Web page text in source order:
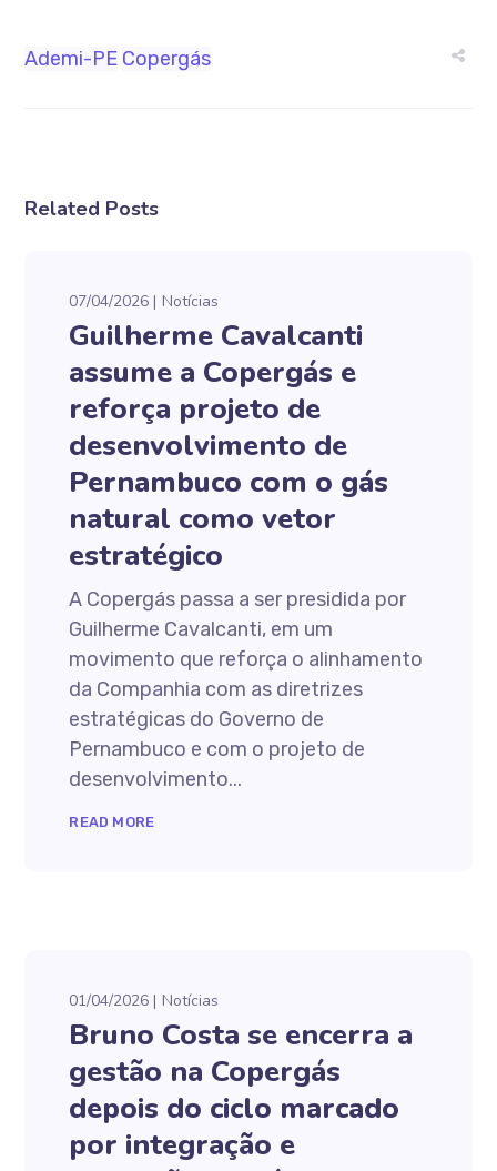
Ademi-PE Copergás
Related Posts
07/04/2026 Notícias
Guilherme Cavalcanti
assume a Copergás e
reforça projeto de
desenvolvimento de
Pernambuco com o gás
natural como vetor
estratégico
A Copergás passa a ser presidida por
Guilherme Cavalcanti, em um
movimento que reforça o alinhamento
da Companhia com as diretrizes
estratégicas do Governo de
Pernambuco e com o projeto de
desenvolvimento...
READ MORE
01/04/2026 Notícias
Bruno Costa se encerra a
gestão na Copergás
depois do ciclo marcado
por integração e